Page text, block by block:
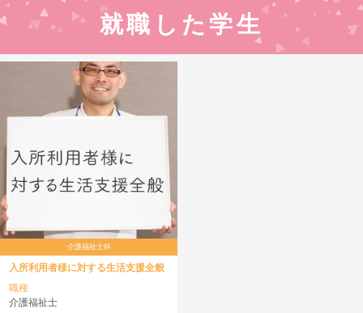
就職した学生
介護福祉士科
入所利用者様に対する生活支援全般
職種
介護福祉士